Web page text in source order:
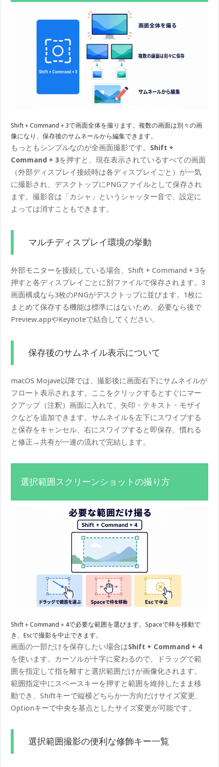
Shift＋Command＋3で画面全体を撮ります。複数の画面は別々の画
像になり、保存後のサムネールから編集できます。
もっともシンプルなのが全画面撮影です。 Shift +
Command + 3を押すと、現在表示されているすべての画面
（外部ディスプレイ接続時は各ディスプレイごと）が一気
に撮影され、デスクトップにPNGファイルとして保存され
ます。撮影音は「カシャ」というシャッター音で、設定に
よっては消すこともできます。
マルチディスプレイ環境の挙動
外部モニターを接続している場合、Shift + Command + 3を
押すと各ディスプレイごとに別ファイルで保存されます。3
画面構成なら3枚のPNGがデスクトップに並びます。1枚に
まとめて保存する機能は標準にはないため、必要なら後で
Preview.appやKeynoteで結合してください。
保存後のサムネイル表示について
macOS Mojave以降では、撮影後に画面右下にサムネイルが
フロート表示されます。ここをクリックするとすぐにマー
クアップ（注釈）画面に入れて、矢印・テキスト・モザイ
クなどを追加できます。サムネイルを左下にスワイプする
と保存をキャンセル、右にスワイプすると即保存。慣れる
と修正→共有が一連の流れで完結します。
選択範囲スクリーンショットの撮り方
Shift＋Command＋4で必要な範囲を選びます。Spaceで枠を移動で
き、Escで撮影を中止できます。
画面の一部だけを保存したい場合はShift + Command + 4
を使います。カーソルが十字に変わるので、ドラッグで範
囲を指定して指を離すと選択範囲だけが画像化されます。
範囲指定中にスペースキーを押すと範囲を維持したまま移
動でき、Shiftキーで縦横どちらか一方向だけサイズ変更、
Optionキーで中央を基点としたサイズ変更が可能です。
選択範囲撮影の便利な修飾キー一覧